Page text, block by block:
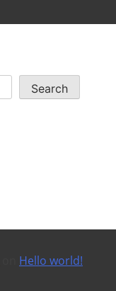
Search
Hello world!